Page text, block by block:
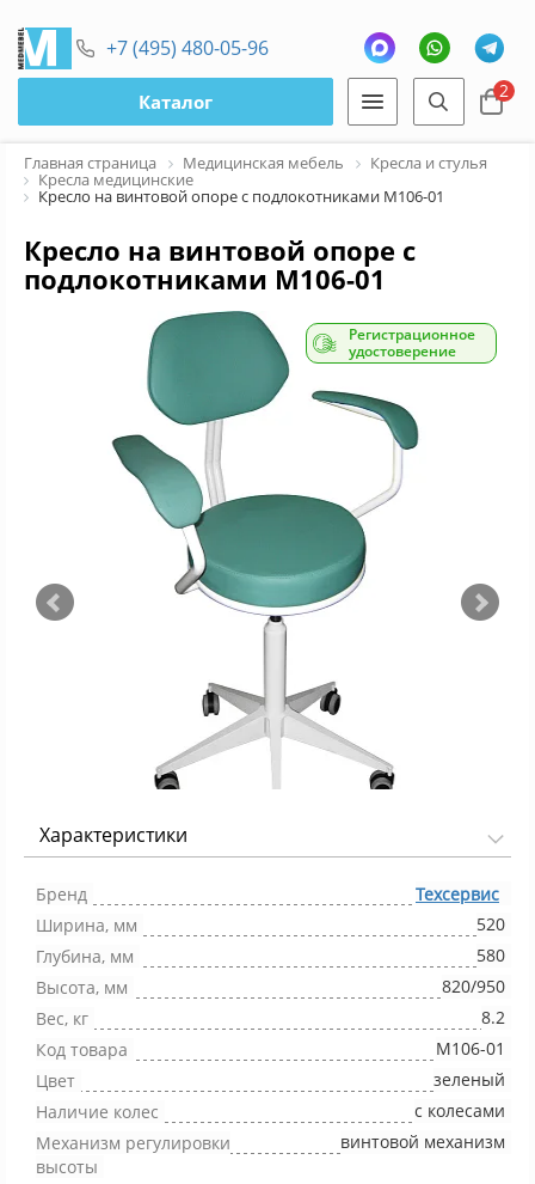
+7 (495) 480-05-96
Каталог 2
Главная страница Медицинская мебель Кресла и стулья
Кресла медицинские
Кресло на винтовой опоре с подлокотниками М106-01
Кресло на винтовой опоре с
подлокотниками М106-01
Регистрационное
удостоверение
Характеристики
Бренд
Техсервис
Ширина, мм
520
Глубина, мм
580
Высота, мм
820/950
Вес, кг
8.2
Код товара
М106-01
Цвет
зеленый
Наличие колес
с колесами
Механизм регулировки
высоты
винтовой механизм